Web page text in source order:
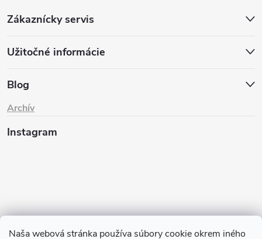
Naša webová stránka používa súbory cookie okrem iného
Zákaznícky servis
Užitočné informácie
Blog
Archív
Instagram